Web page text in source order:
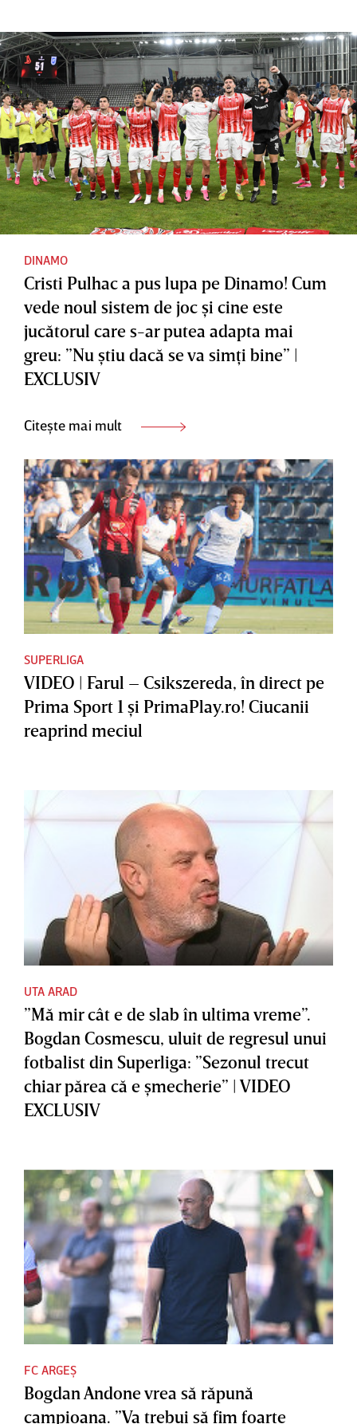
DINAMO
Cristi Pulhac a pus lupa pe Dinamo! Cum
vede noul sistem de joc şi cine este
jucătorul care s-ar putea adapta mai
greu: ”Nu ştiu dacă se va simţi bine” |
EXCLUSIV
Citește mai mult
SUPERLIGA
VIDEO | Farul – Csikszereda, în direct pe
Prima Sport 1 şi PrimaPlay.ro! Ciucanii
reaprind meciul
UTA ARAD
”Mă mir cât e de slab în ultima vreme”.
Bogdan Cosmescu, uluit de regresul unui
fotbalist din Superliga: ”Sezonul trecut
chiar părea că e şmecherie” | VIDEO
EXCLUSIV
FC ARGEȘ
Bogdan Andone vrea să răpună
campioana. ”Va trebui să fim foarte